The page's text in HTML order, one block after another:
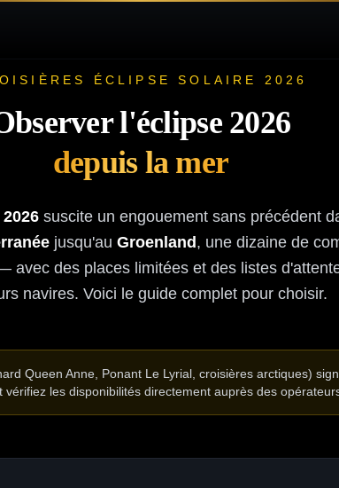
ÉCLIPSE SOLAIRE 2026
l'éclipse 2026
depuis la mer
suscite un engouement sans précédent
jusqu'au Groenland , une dizaine de
avec des places limitées et des listes
navires. Voici le guide complet pour choisir.
Queen Anne, Ponant Le Lyrial, croisières arctiques)
les disponibilités directement auprès des